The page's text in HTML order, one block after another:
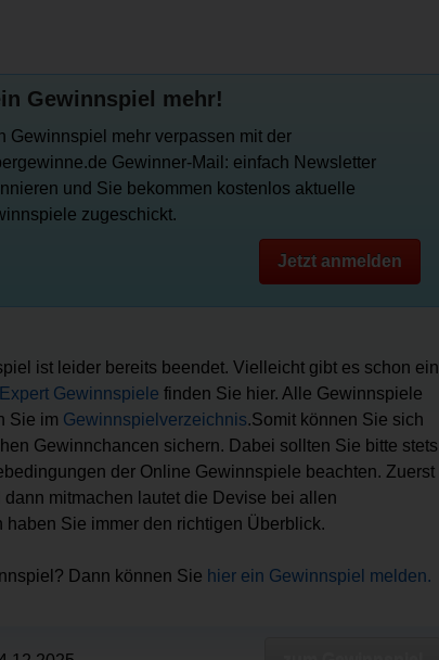
Gewinnspiel mehr!
Gewinnspiel mehr verpassen mit der
Gewinner-Mail: einfach Newsletter
und Sie bekommen kostenlos aktuelle
zugeschickt.
Jetzt anmelden
ist leider bereits beendet. Vielleicht gibt es schon ein
Expert Gewinnspiele finden Sie hier. Alle Gewinnspiele
Sie im Gewinnspielverzeichnis.Somit können Sie sich
Gewinnchancen sichern. Dabei sollten Sie bitte stets
der Online Gewinnspiele beachten. Zuerst
mitmachen lautet die Devise bei allen
Sie immer den richtigen Überblick.
Dann können Sie hier ein Gewinnspiel melden.